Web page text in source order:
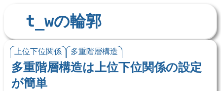
t_wの輪郭
上位下位関係 多重階層構造
多重階層構造は上位下位関係の設定
が簡単